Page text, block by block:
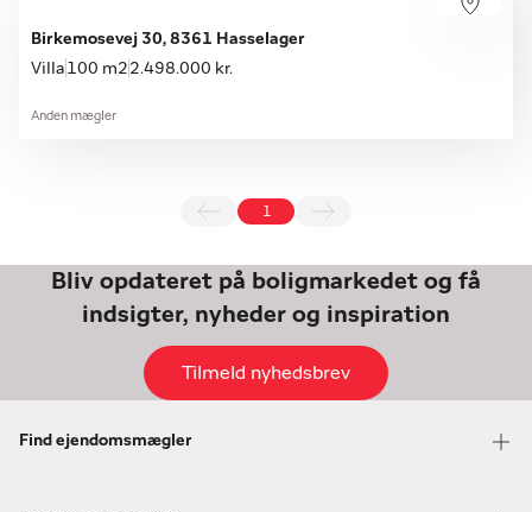
Birkemosevej 30, 8361 Hasselager
Villa 100 m2 2.498.000 kr.
Anden mægler
Bliv opdateret på boligmarkedet og få
indsigter, nyheder og inspiration
Tilmeld nyhedsbrev
Find ejendomsmægler